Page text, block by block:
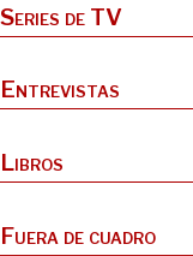
Series de TV
Entrevistas
Libros
Fuera de cuadro